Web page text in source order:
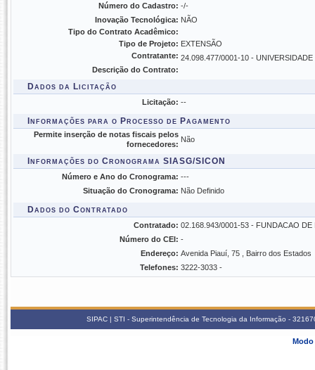
Número do Cadastro: -/-
Inovação Tecnológica: NÃO
Tipo do Contrato Acadêmico:
Tipo de Projeto: EXTENSÃO
Contratante: 24.098.477/0001-10 -
Descrição do Contrato:
Dados da Licitação
Licitação: --
Informações para o Processo de Pagamento
Permite inserção de notas fiscais pelos
fornecedores:
Não
Informações do Cronograma SIASG/SICON
Número e Ano do Cronograma: ---
Situação do Cronograma: Não Definido
Dados do Contratado
Contratado: 02.168.943/0001-53 - FUNDACAO
Número do CEI: -
Endereço: Avenida Piauí, 75 , Bairro dos Estados
Telefones: 3222-3033 -
SIPAC | STI - Superintendência de Tecnologia da Informação -
Modo